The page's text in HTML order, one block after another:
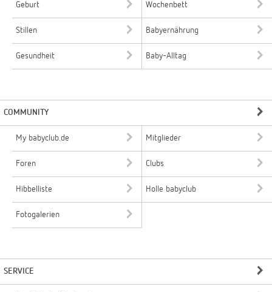
Geburt Wochenbett
Stillen Babyernährung
Gesundheit Baby-Alltag
COMMUNITY
My babyclub.de Mitglieder
Foren Clubs
Hibbelliste Holle babyclub
Fotogalerien
SERVICE